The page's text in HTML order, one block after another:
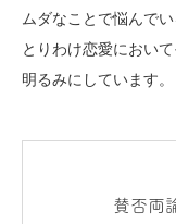
ムダなことで悩んでい
とりわけ恋愛におい
明るみにしています。
賛否両